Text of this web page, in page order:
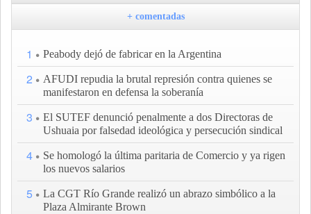
+ comentadas
1 Peabody dejó de fabricar en la Argentina
2
AFUDI repudia la brutal represión contra quienes se
manifestaron en defensa la soberanía
3
El SUTEF denunció penalmente a dos Directoras de
Ushuaia por falsedad ideológica y persecución sindical
4
Se homologó la última paritaria de Comercio y ya rigen
los nuevos salarios
5
La CGT Río Grande realizó un abrazo simbólico a la
Plaza Almirante Brown